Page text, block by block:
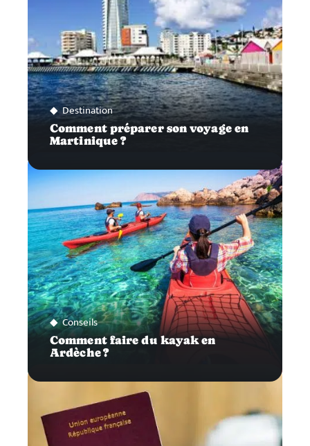
Destination
Comment préparer son voyage en
Martinique ?
Conseils
Comment faire du kayak en
Ardèche ?